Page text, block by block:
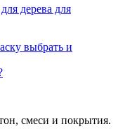
дерева для
выбрать и
смеси и покрытия.